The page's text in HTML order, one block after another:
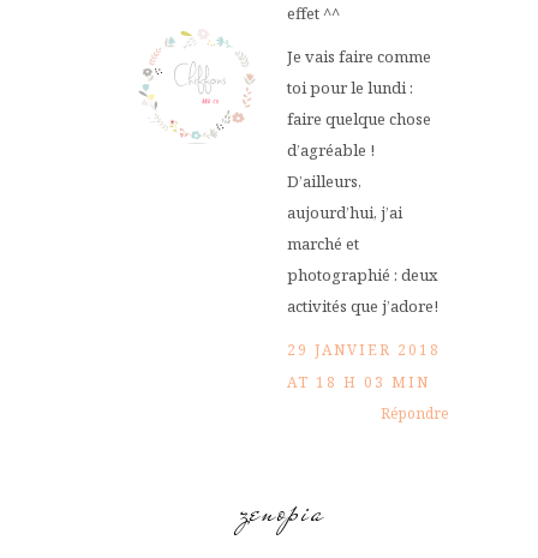
effet ^^
Je vais faire comme
toi pour le lundi :
faire quelque chose
d’agréable !
D’ailleurs,
aujourd’hui, j’ai
marché et
photographié : deux
activités que j’adore!
29 JANVIER 2018
AT 18 H 03 MIN
Répondre
zenopia